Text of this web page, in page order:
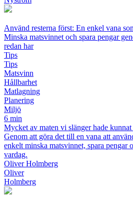
Använd resterna först: En enkel vana
Minska matsvinnet och spara pengar
redan har
Tips
Tips
Matsvinn
Hållbarhet
Matlagning
Planering
Miljö
6 min
Mycket av maten vi slänger hade
Genom att göra det till en vana att
enkelt minska matsvinnet, spara pengar
vardag.
Oliver Holmberg
Oliver
Holmberg